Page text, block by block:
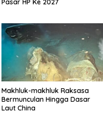
Pasar HP Ke 2027
Makhluk-makhluk Raksasa
Bermunculan Hingga Dasar
Laut China